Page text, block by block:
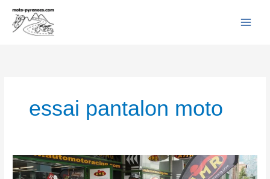
contenu
essai pantalon moto
REV
IT